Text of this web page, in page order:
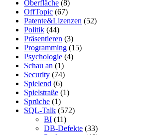
Oberfläche (8)
OffTopic (67)
Patente&Lizenzen (52)
Politik (44)
Präsentieren (3)
Programming (15)
Psychologie (4)
Schau an (1)
Security (74)
Spielend (6)
Spielstraße (1)
Sprüche (1)
SQL-Talk (572)
BI (11)
DB-Defekte (33)